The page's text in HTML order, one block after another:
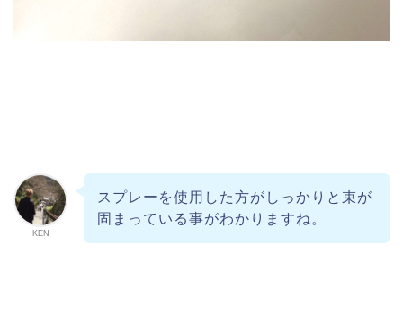
KEN
スプレーを使用した方がしっかりと束が
固まっている事がわかりますね。